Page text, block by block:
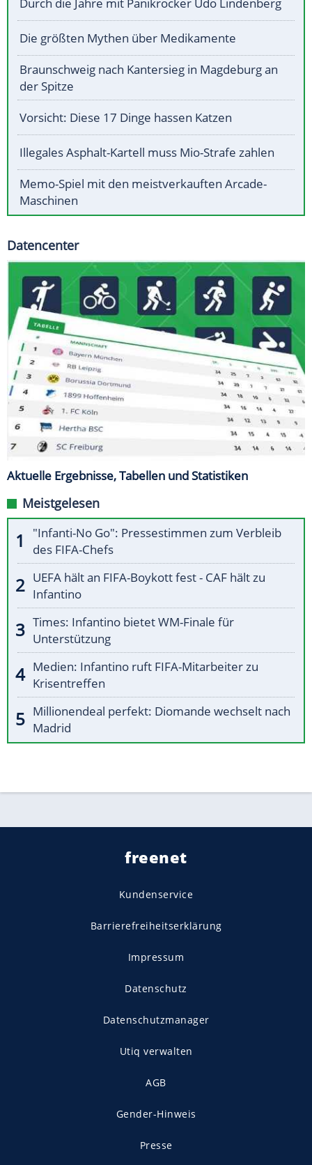
Durch die Jahre mit Panikrocker Udo Lindenberg
Die größten Mythen über Medikamente
Braunschweig nach Kantersieg in Magdeburg an
der Spitze
Vorsicht: Diese 17 Dinge hassen Katzen
Illegales Asphalt-Kartell muss Mio-Strafe zahlen
Memo-Spiel mit den meistverkauften Arcade-
Maschinen
Datencenter
Aktuelle Ergebnisse, Tabellen und Statistiken
Meistgelesen
"Infanti-No Go": Pressestimmen zum Verbleib
des FIFA-Chefs
UEFA hält an FIFA-Boykott fest - CAF hält zu
Infantino
Times: Infantino bietet WM-Finale für
Unterstützung
Medien: Infantino ruft FIFA-Mitarbeiter zu
Krisentreffen
Millionendeal perfekt: Diomande wechselt nach
Madrid
freenet
Kundenservice
Barrierefreiheitserklärung
Impressum
Datenschutz
Datenschutzmanager
Utiq verwalten
AGB
Gender-Hinweis
Presse